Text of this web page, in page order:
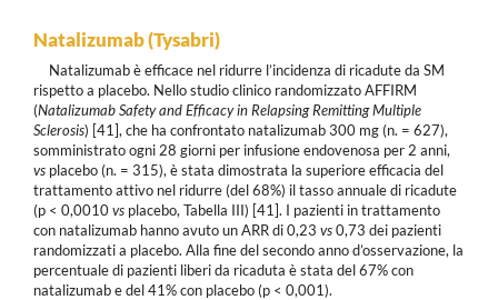
Natalizumab (Tysabri)
Natalizumab è efficace nel ridurre l’incidenza di ricadute da SM
rispetto a placebo. Nello studio clinico randomizzato AFFIRM
(Natalizumab Safety and Efficacy in Relapsing Remitting Multiple
Sclerosis) [41], che ha confrontato natalizumab 300 mg (n. = 627),
somministrato ogni 28 giorni per infusione endovenosa per 2 anni,
vs placebo (n. = 315), è stata dimostrata la superiore efficacia del
trattamento attivo nel ridurre (del 68%) il tasso annuale di ricadute
(p < 0,0010vs placebo, Tabella III) [41]. I pazienti in trattamento
con natalizumab hanno avuto un ARR di 0,23 vs0,73 dei pazienti
randomizzati a placebo. Alla fine del secondo anno d’osservazione, la
percentuale di pazienti liberi da ricaduta è stata del 67% con
natalizumab e del 41% con placebo (p < 0,001).